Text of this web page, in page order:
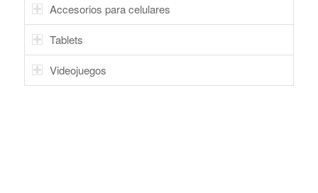
Accesorios para celulares
Tablets
Videojuegos